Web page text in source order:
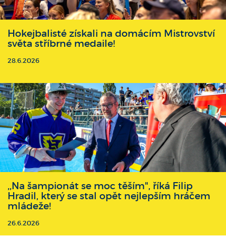
Hokejbalisté získali na domácím Mistrovství
světa stříbrné medaile!
28.6.2026
,,Na šampionát se moc těším", říká Filip
Hradil, který se stal opět nejlepším hráčem
mládeže!
26.6.2026